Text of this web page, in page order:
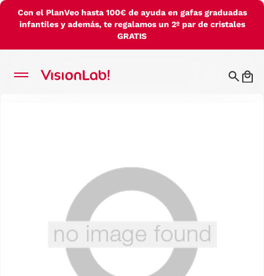
Con el PlanVeo hasta 100€ de ayuda en gafas graduadas
infantiles y además, te regalamos un 2º par de cristales
GRATIS